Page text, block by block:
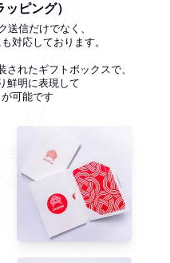
ピング）
送信だけでなく、
対応しております。
れたギフトボックスで、
鮮明に表現して
可能です